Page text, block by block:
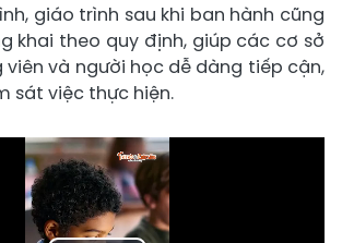
giáo trình sau khi ban hành cũng
khai theo quy định, giúp các cơ sở
và người học dễ dàng tiếp cận,
sát việc thực hiện.